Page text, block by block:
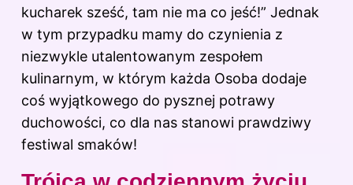
kucharek sześć, tam nie ma co jeść!” Jednak
w tym przypadku mamy do czynienia z
niezwykle utalentowanym zespołem
kulinarnym, w którym każda Osoba dodaje
coś wyjątkowego do pysznej potrawy
duchowości, co dla nas stanowi prawdziwy
festiwal smaków!